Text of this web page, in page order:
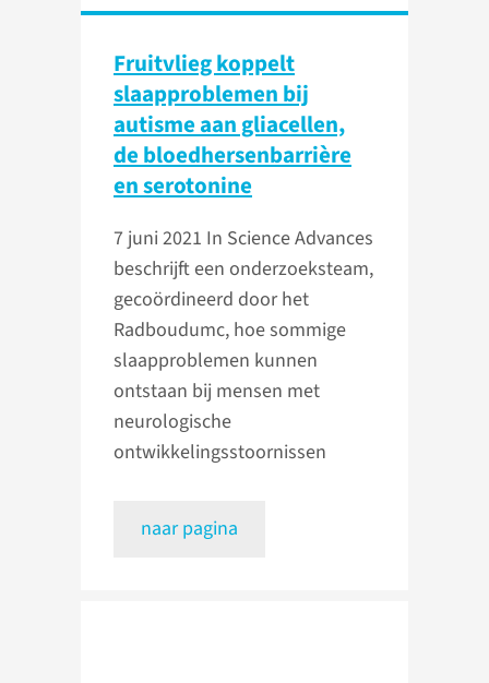
Fruitvlieg koppelt
slaapproblemen bij
autisme aan gliacellen,
de bloedhersenbarrière
en serotonine
7 juni 2021 In Science Advances
beschrijft een onderzoeksteam,
gecoördineerd door het
Radboudumc, hoe sommige
slaapproblemen kunnen
ontstaan bij mensen met
neurologische
ontwikkelingsstoornissen
naar pagina